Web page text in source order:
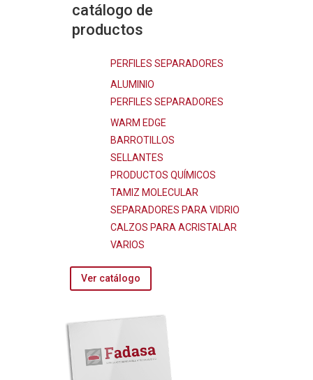
catálogo de
productos
PERFILES SEPARADORES
ALUMINIO
PERFILES SEPARADORES
WARM EDGE
BARROTILLOS
SELLANTES
PRODUCTOS QUÍMICOS
TAMIZ MOLECULAR
SEPARADORES PARA VIDRIO
CALZOS PARA ACRISTALAR
VARIOS
Ver catálogo